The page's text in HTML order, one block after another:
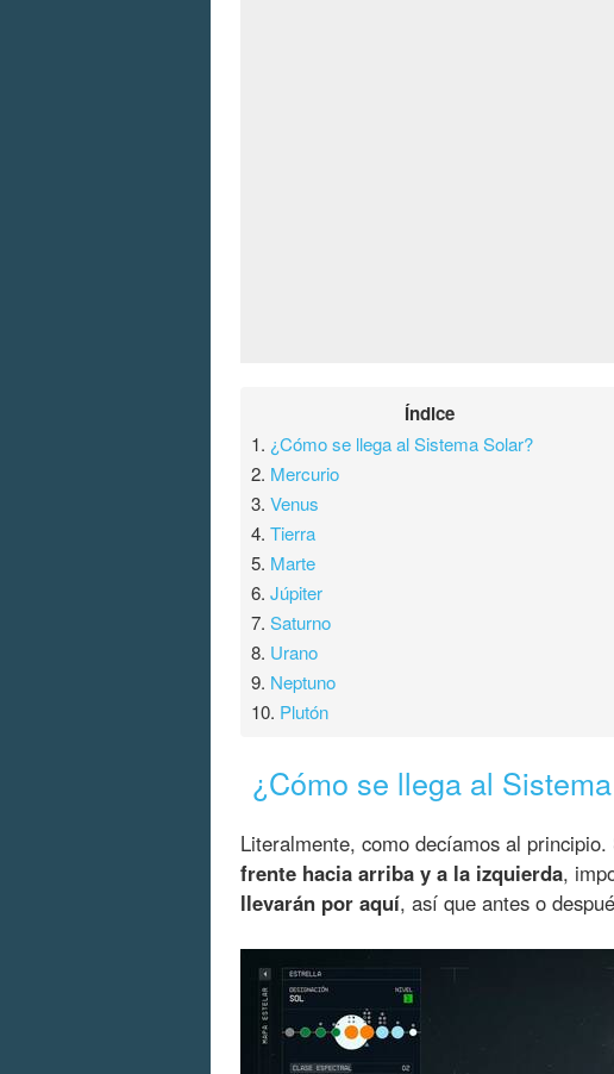
Índice
1. ¿Cómo se llega al Sistema Solar?
2. Mercurio
3.Venus
4.Tierra
5. Marte
6.Júpiter
7.Saturno
8. Urano
9. Neptuno
10. Plutón
¿Cómo se llega al
Literalmente, como decíamos al principio.
frente hacia arriba y a la izquierda,
llevarán por aquí, así que antes o